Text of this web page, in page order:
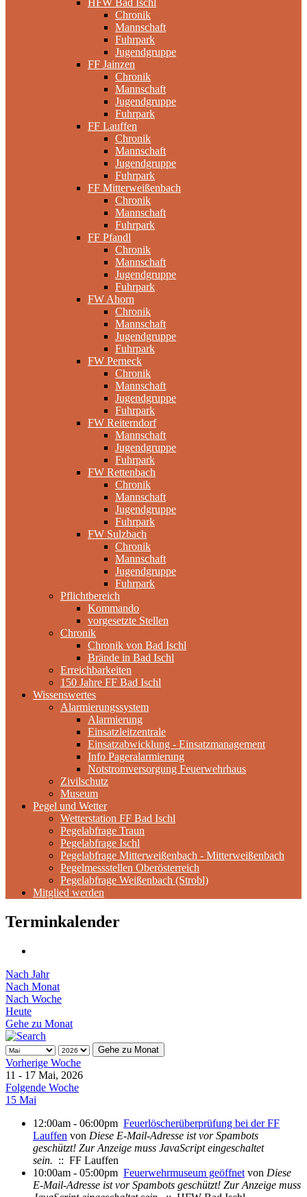
HFW Bad Ischl
Chronik
Mannschaft
Fuhrpark
Jugendgruppe
FF Jainzen
Chronik
Mannschaft
Jugendgruppe
Fuhrpark
FF Lauffen
Chronik
Mannschaft
Jugendgruppe
Fuhrpark
FF Mitterweißenbach
Chronik
Mannschaft
Fuhrpark
FF Pfandl
Chronik
Mannschaft
Jugendgruppe
Fuhrpark
FW Ahorn
Chronik
Mannschaft
Jugendgruppe
Fuhrpark
FW Perneck
Chronik
Mannschaft
Jugendgruppe
Fuhrpark
FW Reiterndorf
Mannschaft
Jugendgruppe
Fuhrpark
FW Rettenbach
Chronik
Mannschaft
Jugendgruppe
Fuhrpark
FW Sulzbach
Chronik
Mannschaft
Jugendgruppe
Fuhrpark
Pflichtbereich
Kommando
vorgesetzte Stellen
Chronik
Chronik von Bad Ischl
Brände in Bad Ischl
Erreichbarkeiten
150 Jahre FF Bad Ischl
Wissenswertes
Alarmierungssystem
Alarmierung
Einsatzleitzentrale
Einsatzabwicklung - Einsatzmanagement
Info Pageralarmierung
Notstromversorgung Feuerwehrhaus
Zivilschutz
Museum
Pegel und Wetter
Wetterstation FF Bad Ischl
Pegelabfrage Traun
Pegelabfrage Ischl
Pegelabfrage Mitterweißenbach - Mitterweißenbach
Pegelmessstellen Oberösterreich
Pegelabfrage Weißenbach (Strobl)
Mitglied werden
Terminkalender
Nach Jahr
Nach Monat
Nach Woche
Heute
Gehe zu Monat
Gehe zu Monat
Vorherige Woche
11 - 17 Mai, 2026
Folgende Woche
15 Mai
12:00am - 06:00pm Feuerlöscherüberprüfung bei der FF
Lauffen von Diese E-Mail-Adresse ist vor Spambots
geschützt! Zur Anzeige muss JavaScript eingeschaltet
sein. :: FF Lauffen
10:00am - 05:00pm Feuerwehrmuseum geöffnet von Diese
E-Mail-Adresse ist vor Spambots geschützt! Zur Anzeige muss